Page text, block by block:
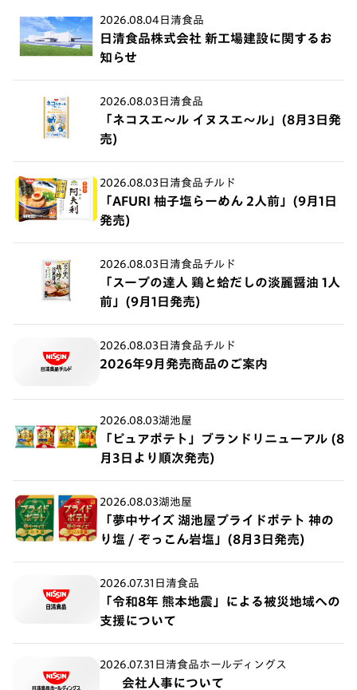
2026.08.04 日清食品
日清食品株式会社 新工場建設に関するお
知らせ
2026.08.03 日清食品
「ネコスエ～ル イヌスエ～ル」(8月3日発
売)
2026.08.03 日清食品チルド
「AFURI 柚子塩らーめん 2人前」(9月1日
発売)
2026.08.03 日清食品チルド
「スープの達人 鶏と蛤だしの淡麗醤油 1人
前」(9月1日発売)
2026.08.03 日清食品チルド
2026年9月発売商品のご案内
2026.08.03湖池屋
「ピュアポテト」ブランドリニューアル (8
月3日より順次発売)
2026.08.03湖池屋
「夢中サイズ 湖池屋プライドポテト 神の
り塩 / ぞっこん岩塩」(8月3日発売)
2026.07.31 日清食品
「令和8年 熊本地震」による被災地域への
支援について
2026.07.31 日清食品ホールディングス
会社人事について